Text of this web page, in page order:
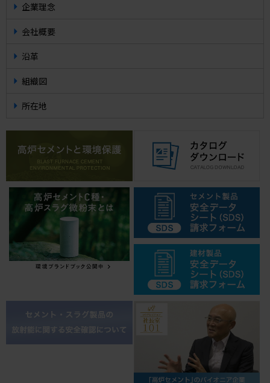
企業理念
会社概要
沿革
組織図
所在地